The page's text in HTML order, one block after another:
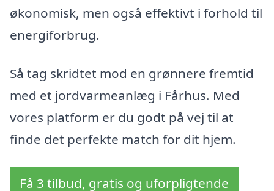
økonomisk, men også effektivt i forhold til
energiforbrug.
Så tag skridtet mod en grønnere fremtid
med et jordvarmeanlæg i Fårhus. Med
vores platform er du godt på vej til at
finde det perfekte match for dit hjem.
Få 3 tilbud, gratis og uforpligtende